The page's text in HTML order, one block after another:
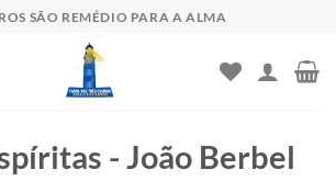
SÃO REMÉDIO PARA A ALMA
- João Berbel